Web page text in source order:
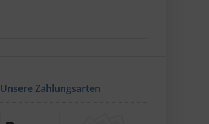
Unsere Zahlungsarten